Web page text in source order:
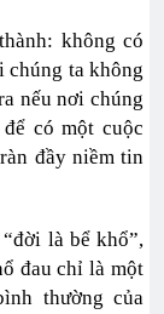
không có
chúng ta không
nếu nơi chúng
có một cuộc
đầy niềm tin
là bể khổ”,
đau chỉ là một
thường của